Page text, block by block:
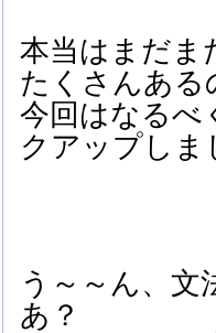
本当はまだま
たくさんある
今回はなるべ
クアップしま
う～～ん、文
あ？